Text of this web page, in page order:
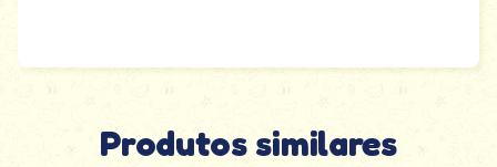
Produtos similares